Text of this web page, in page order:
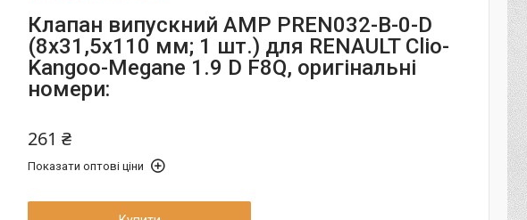
Клапан випускний AMP PREN032-B-0-D
(8x31,5x110 мм; 1 шт.) для RENAULT Clio-
Kangoo-Megane 1.9 D F8Q, оригінальні
номери:
261 ₴
Показати оптові ціни